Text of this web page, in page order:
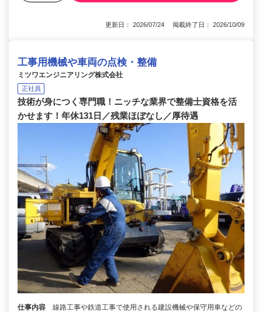
更新日： 2026/07/24 掲載終了日： 2026/10/09
工事用機械や車両の点検・整備
ミツワエンジニアリング株式会社
正社員
技術が身につく専門職！ニッチな業界で整備士資格を活
かせます！年休131日／残業ほぼなし／厚待遇
仕事内容
線路工事や鉄道工事で使用される建設機械や保守用車などの